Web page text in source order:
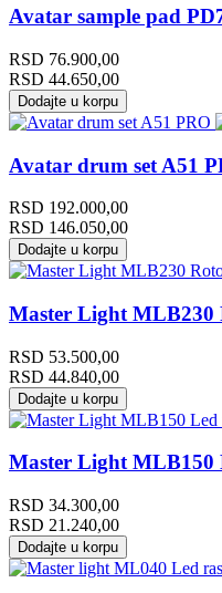
Avatar sample pad
RSD 76.900,00
RSD 44.650,00
Dodajte u korpu
Avatar drum set A51
RSD 192.000,00
RSD 146.050,00
Dodajte u korpu
Master Light MLB230
RSD 53.500,00
RSD 44.840,00
Dodajte u korpu
Master Light MLB150
RSD 34.300,00
RSD 21.240,00
Dodajte u korpu